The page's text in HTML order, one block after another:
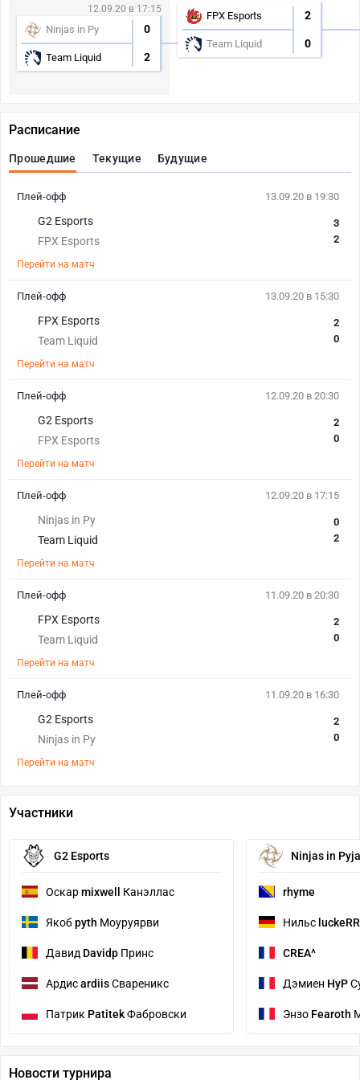
12.09.20 в 17:15
Ninjas in Py 0
Team Liquid 2
FPX Esports 2
Team Liquid 0
Расписание
Прошедшие Текущие Будущие
13.09.20 в 19:30
G2 Esports
FPX Esports
3
2
Перейти на матч
Плей-офф
13.09.20 в 15:30
FPX Esports
Team Liquid
2
0
Перейти на матч
Плей-офф
12.09.20 в 20:30
G2 Esports
FPX Esports
2
0
Перейти на матч
Плей-офф
12.09.20 в 17:15
Ninjas in Py
Team Liquid
0
2
Перейти на матч
Плей-офф
11.09.20 в 20:30
FPX Esports
Team Liquid
2
0
Перейти на матч
Плей-офф
11.09.20 в 16:30
G2 Esports
Ninjas in Py
2
0
Перейти на матч
Плей-офф
Участники
G2 Esports
Оскарmixwell Канэллас
Якобpyth Моуруярви
Давид Davidp Принс
АрдисardiisСвареникс
Патрик PatitekФабровски
Ninjas in
rhyme
Нильс
CREA^
Дэмиен HyP
Энзо Fearoth
Новости турнира